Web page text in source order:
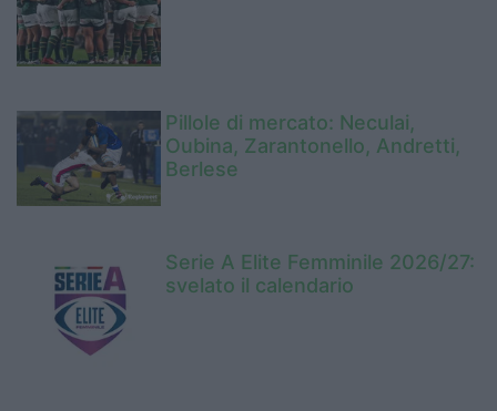
Pillole di mercato: Neculai,
Oubina, Zarantonello, Andretti,
Berlese
Serie A Elite Femminile 2026/27:
svelato il calendario